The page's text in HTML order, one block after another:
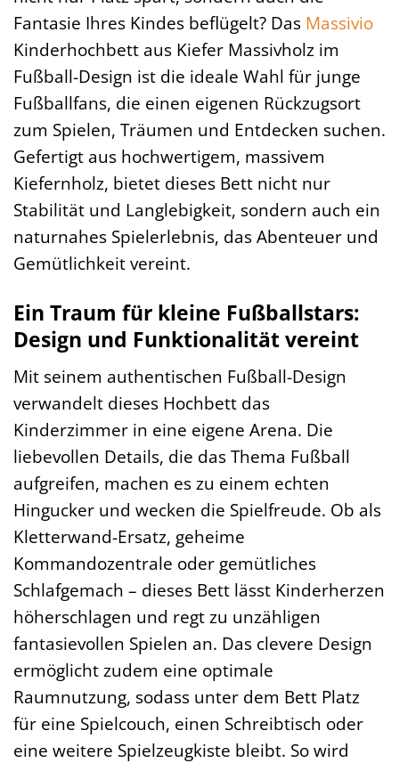
Fantasie Ihres Kindes beflügelt? Das Massivio
Kinderhochbett aus Kiefer Massivholz im
Fußball-Design ist die ideale Wahl für junge
Fußballfans, die einen eigenen Rückzugsort
zum Spielen, Träumen und Entdecken suchen.
Gefertigt aus hochwertigem, massivem
Kiefernholz, bietet dieses Bett nicht nur
Stabilität und Langlebigkeit, sondern auch ein
naturnahes Spielerlebnis, das Abenteuer und
Gemütlichkeit vereint.
Ein Traum für kleine Fußballstars:
Design und Funktionalität vereint
Mit seinem authentischen Fußball-Design
verwandelt dieses Hochbett das
Kinderzimmer in eine eigene Arena. Die
liebevollen Details, die das Thema Fußball
aufgreifen, machen es zu einem echten
Hingucker und wecken die Spielfreude. Ob als
Kletterwand-Ersatz, geheime
Kommandozentrale oder gemütliches
Schlafgemach – dieses Bett lässt Kinderherzen
höherschlagen und regt zu unzähligen
fantasievollen Spielen an. Das clevere Design
ermöglicht zudem eine optimale
Raumnutzung, sodass unter dem Bett Platz
für eine Spielcouch, einen Schreibtisch oder
eine weitere Spielzeugkiste bleibt. So wird